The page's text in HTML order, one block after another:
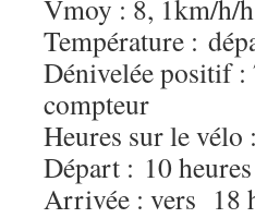
Vmoy : 8, 1km/h/
Température :
Dénivelée positif
compteur
Heures sur le vélo
Départ : 10 heures
Arrivée : vers 18